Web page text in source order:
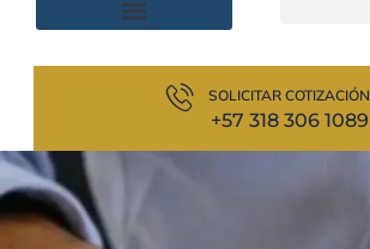
SOLICITAR COTIZACIÓN
+57 318 306 1089